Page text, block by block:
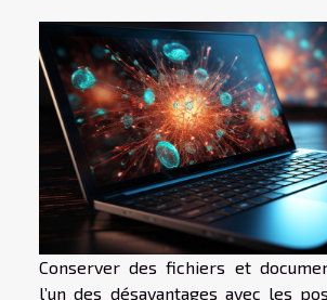
Conserver des fichiers et
l’un des désavantages avec les